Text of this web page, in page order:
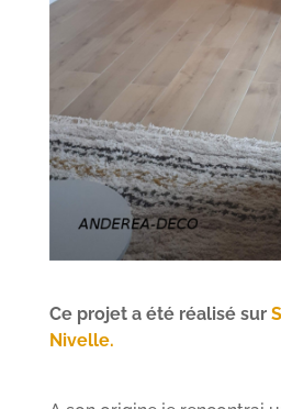
Ce projet a été réalisé sur
Nivelle.